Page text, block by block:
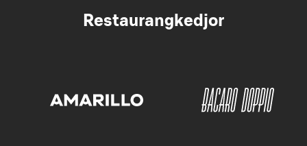
Restaurangkedjor